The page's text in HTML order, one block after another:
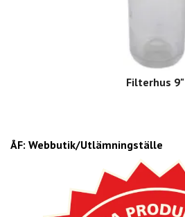
ÅF: Webbutik/Utlämningställe
Filterhus 9"